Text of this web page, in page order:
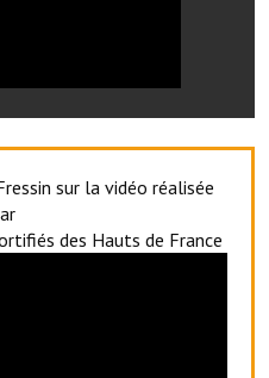
sur la vidéo réalisée
des Hauts de France